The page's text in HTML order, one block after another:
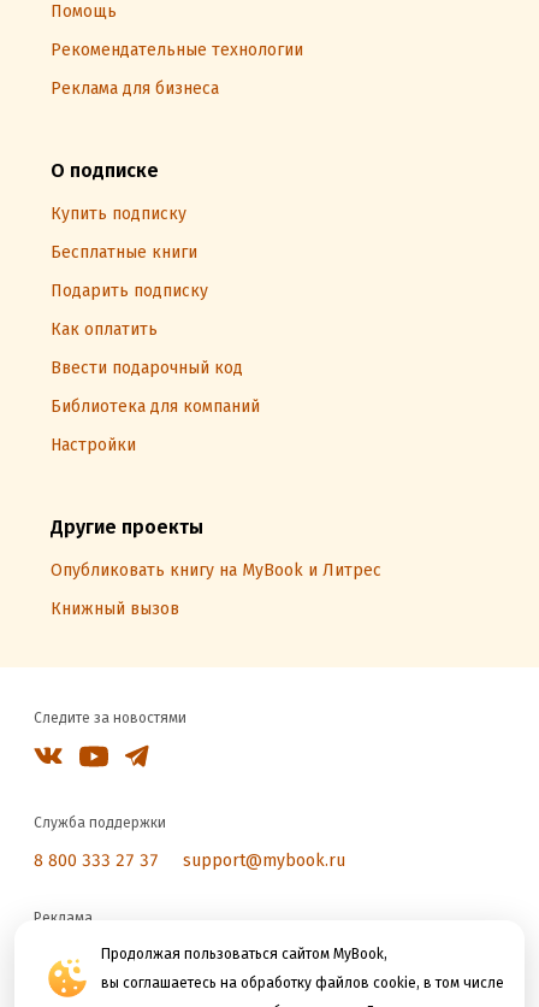
Продолжая пользоваться сайтом MyBook,
вы соглашаетесь на обработку файлов cookie, в том числе
Помощь
Рекомендательные технологии
Реклама для бизнеса
О подписке
Купить подписку
Бесплатные книги
Подарить подписку
Как оплатить
Ввести подарочный код
Библиотека для компаний
Настройки
Другие проекты
Опубликовать книгу на MyBook и Литрес
Книжный вызов
Следите за новостями
Служба поддержки
8 800 333 27 37 support@mybook.ru
Реклама
reklama@litres.ru